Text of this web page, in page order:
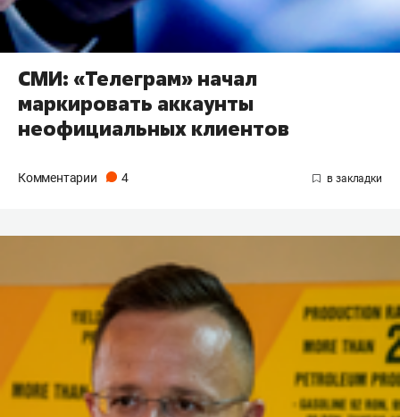
СМИ: «Телеграм» начал
маркировать аккаунты
неофициальных клиентов
Комментарии 4